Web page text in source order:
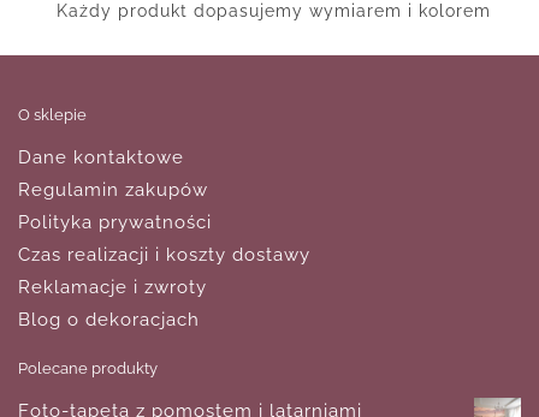
Każdy produkt dopasujemy wymiarem i kolorem
O sklepie
Dane kontaktowe
Regulamin zakupów
Polityka prywatności
Czas realizacji i koszty dostawy
Reklamacje i zwroty
Blog o dekoracjach
Polecane produkty
Foto-tapeta z pomostem i latarniami